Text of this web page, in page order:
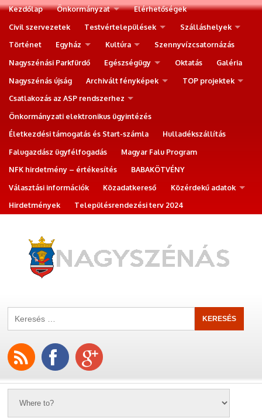
Kezdőlap Önkormányzat
Elérhetőségek
Civil szervezetek
Testvértelepülések
Szálláshelyek
Történet
Egyház Kultúra
Szennyvízcsatornázás
Nagyszénási Parkfürdő
Egészségügy Oktatás
Galéria
Nagyszénás újság
Archivált fényképek
TOP projektek
Csatlakozás az ASP rendszerhez
Önkormányzati elektronikus ügyintézés
Életkezdési támogatás és Start-számla
Hulladékszállítás
Falugazdász ügyfélfogadás
Magyar Falu Program
NFK hirdetmény – értékesítés
BABAKÖTVÉNY
Választási információk
Közadatkereső
Közérdekű adatok
Hirdetmények
Településrendezési terv 2024